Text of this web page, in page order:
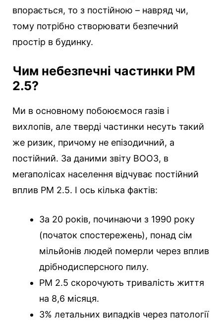
впорається, то з постійною – навряд чи,
тому потрібно створювати безпечний
простір в будинку.
Чим небезпечні частинки РМ
2.5?
Ми в основному побоюємося газів і
вихлопів, але тверді частинки несуть такий
же ризик, причому не епізодичний, а
постійний. За даними звіту ВООЗ, в
мегаполісах населення відчуває постійний
вплив РМ 2.5. І ось кілька фактів:
За 20 років, починаючи з 1990 року
(початок спостережень), понад сім
мільйонів людей померли через вплив
дрібнодисперсного пилу.
РМ 2.5 скорочують тривалість життя
на 8,6 місяця.
3% летальних випадків через патології